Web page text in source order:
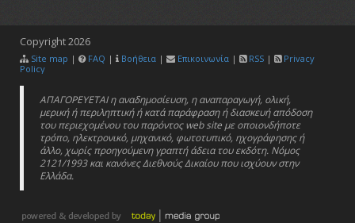
Copyright2026
Site map | FAQ | Βοήθεια | Επικοινωνία | RSS |
Privacy
Policy
ΑΠΑΓΟΡΕΥΕΤΑΙ η αναδημοσίευση, η αναπαραγωγή, ολική,
μερική ή περιληπτική ή κατά παράφραση ή διασκευή απόδοση
του περιεχομένου του παρόντος web site με οποιονδήποτε
τρόπο, ηλεκτρονικό, μηχανικό, φωτοτυπικό, ηχογράφησης ή
άλλο, χωρίς προηγούμενη γραπτή άδεια του εκδότη. Νόμος
2121/1993 και κανόνες Διεθνούς Δικαίου που ισχύουν στην
Ελλάδα.